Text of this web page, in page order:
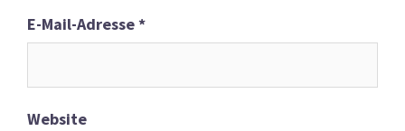
E-Mail-Adresse*
Website